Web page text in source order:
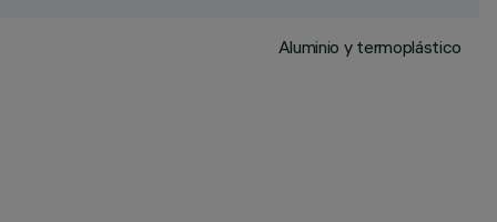
Aluminio y termoplástico